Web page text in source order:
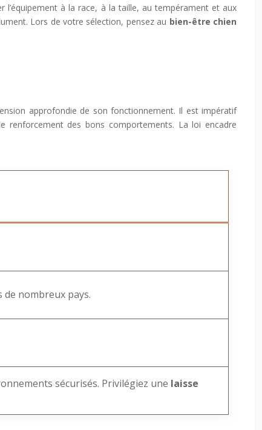
l’équipement à la race, à la taille, au tempérament et aux
Lors de votre sélection, pensez au bien-être chien
approfondie de son fonctionnement. Il est impératif
renforcement des bons comportements. La loi encadre
de nombreux pays.
sécurisés. Privilégiez une laisse